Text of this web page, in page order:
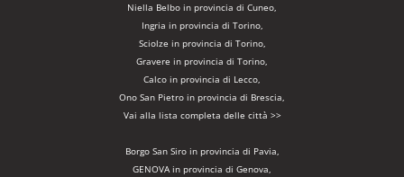
Niella Belbo in provincia di Cuneo,
Ingria in provincia di Torino,
Sciolze in provincia di Torino,
Gravere in provincia di Torino,
Calco in provincia di Lecco,
Ono San Pietro in provincia di Brescia,
Vai alla lista completa delle città >>
Borgo San Siro in provincia di Pavia,
GENOVA in provincia di Genova,